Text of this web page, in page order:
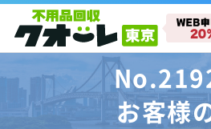
お客様